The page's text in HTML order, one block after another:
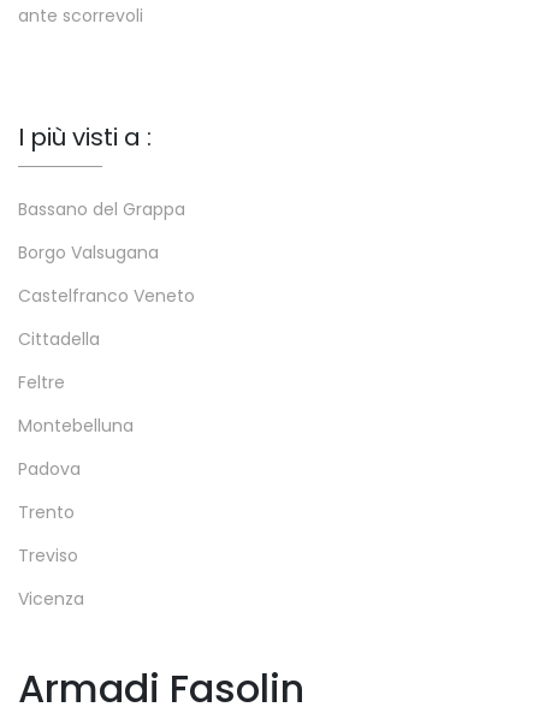
ante scorrevoli
I più visti a :
Bassano del Grappa
Borgo Valsugana
Castelfranco Veneto
Cittadella
Feltre
Montebelluna
Padova
Trento
Treviso
Vicenza
Armadi Fasolin